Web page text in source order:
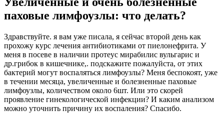
паховые лимфоузлы: что делать?
Здравствуйте. я вам уже писала, я сейчас второй день как
прохожу курс лечения антибиотиками от пиелонефрита. У
меня в посеве в наличии протеус мирабилис вульгарис и
др.грибок в кишечнике,. подскажите пожалуйста, от этих
бактерий могут воспаляться лимфоузлы? Меня беспокоят, уже
в течении месяца, увеличенные и болезненные паховые
лимфоузлы, количеством около 6шт. Или это скорей
проявление гинекологической инфекции? И каким анализом
можно уточнить причину их воспаления? Спасибо.